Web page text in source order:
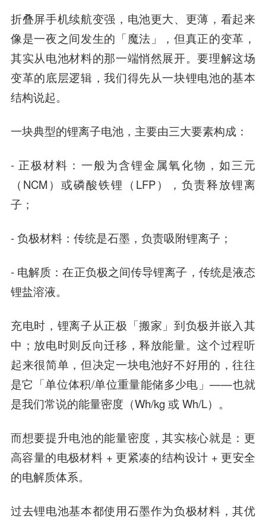
折叠屏手机续航变强，电池更大、更薄，看起来
像是一夜之间发生的「魔法」，但真正的变革，
其实从电池材料的那一端悄然展开。要理解这场
变革的底层逻辑，我们得先从一块锂电池的基本
结构说起。
一块典型的锂离子电池，主要由三大要素构成：
- 正极材料：一般为含锂金属氧化物，如三元
（NCM）或磷酸铁锂（LFP），负责释放锂离
子；
- 负极材料：传统是石墨，负责吸附锂离子；
- 电解质：在正负极之间传导锂离子，传统是液态
锂盐溶液。
充电时，锂离子从正极「搬家」到负极并嵌入其
中；放电时则反向迁移，释放能量。这个过程听
起来很简单，但决定一块电池好不好用的，往往
是它「单位体积/单位重量能储多少电」——也就
是我们常说的能量密度（Wh/kg 或 Wh/L）。
而想要提升电池的能量密度，其实核心就是：更
高容量的电极材料 + 更紧凑的结构设计 + 更安全
的电解质体系。
过去锂电池基本都使用石墨作为负极材料，其优